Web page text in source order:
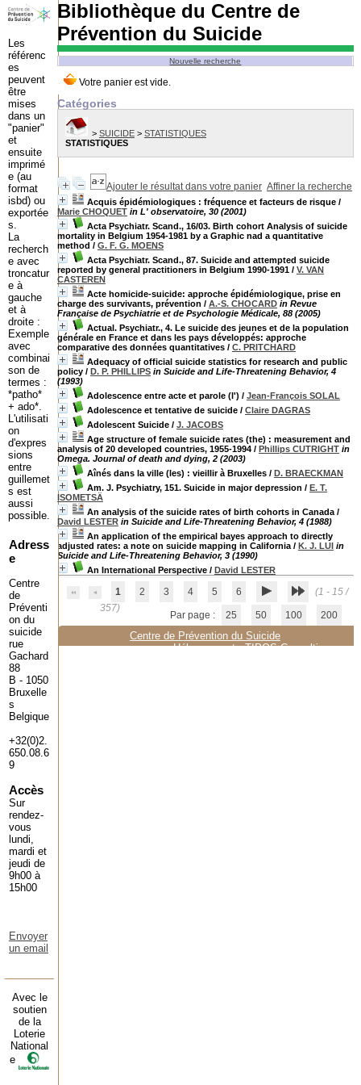
Bibliothèque du Centre de
Prévention du Suicide
Nouvelle recherche
Catégories
> SUICIDE> STATISTIQUES
STATISTIQUES
Ajouter le résultat dans votre panier Affiner la recherche
Acquis épidémiologiques : fréquence et facteurs de risque/
Marie CHOQUET in L' observatoire, 30 (2001)
Acta Psychiatr. Scand., 16/03. Birth cohort Analysis of suicide
mortality in Belgium 1954-1981 by a Graphic nad a quantitative
method / G. F. G. MOENS
Acta Psychiatr. Scand., 87. Suicide and attempted suicide
reported by general practitioners in Belgium 1990-1991/ V. VAN
CASTEREN
Acte homicide-suicide: approche épidémiologique, prise en
charge des survivants, prévention / A.-S. CHOCARD in Revue
Française de Psychiatrie et de Psychologie Médicale, 88 (2005)
Actual. Psychiatr., 4. Le suicide des jeunes et de la population
générale en France et dans les pays développés: approche
comparative des données quantitatives/ C. PRITCHARD
Adequacy of official suicide statistics for research and public
policy/ D. P. PHILLIPS in Suicide and Life-Threatening Behavior, 4
(1993)
Adolescence entre acte et parole (l') / Jean-François SOLAL
Adolescence et tentative de suicide/ Claire DAGRAS
Adolescent Suicide/ J. JACOBS
Age structure of female suicide rates (the) : measurement and
analysis of 20 developed countries, 1955-1994/ Phillips CUTRIGHT in
Omega. Journal of death and dying, 2 (2003)
Aînés dans la ville (les) : vieillir à Bruxelles/ D. BRAECKMAN
Am. J. Psychiatry, 151. Suicide in major depression / E. T.
ISOMETSÄ
An analysis of the suicide rates of birth cohorts in Canada/
David LESTER in Suicide and Life-Threatening Behavior, 4 (1988)
An application of the empirical bayes approach to directly
adjusted rates: a note on suicide mapping in California/ K. J. LUI in
Suicide and Life-Threatening Behavior, 3 (1990)
An International Perspective/ David LESTER
1 2 3 4 5 6
(1 - 15 /
357)
Par page : 25 50 100 200
Centre de Prévention du Suicide
Hébergement :TIPOS Consulting
Les
référenc
es
peuvent
être
mises
dans un
"panier"
et
ensuite
imprimé
e (au
format
isbd) ou
exportée
s.
La
recherch
e avec
troncatur
e à
gauche
et à
droite :
Exemple
avec
combinai
son de
termes :
*patho*
+ ado*.
L'utilisati
on
d'expres
sions
entre
guillemet
s est
aussi
possible.
Adress
e
Centre
de
Préventi
on du
suicide
rue
Gachard
88
B - 1050
Bruxelle
s
Belgique
+32(0)2.
650.08.6
9
Accès
Sur
rendez-
vous
lundi,
mardi et
jeudi de
9h00 à
15h00
Envoyer
un email
Avec le
soutien
de la
Loterie
National
e